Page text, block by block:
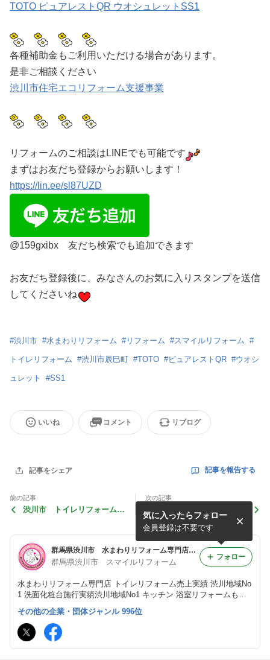
TOTO ピュアレストQR ウオシュレットSS1
各種補助金もご利用いただける場合があります。
是非ご相談ください
渋川市住宅エコリフォーム支援事業
リフォームのご相談はLINEでも可能です
まずはお友だち登録からお願いします！
https://lin.ee/sl87UZD
@159gxibx 友だち検索でも追加できます
お友だち登録後に、みなさんのお気に入りスタンプを送信
してくださいね
#渋川市 #水まわりリフォーム #リフォーム #スマイルリフォーム #
トイレリフォーム #渋川市辰巳町 #TOTO #ピュアレストQR #ウオシ
ュレット #SS1
いいね コメント リブログ
記事をシェア 記事を報告する
前の記事
渋川市 トイレリフォーム
次の記事
渋川市 キッチン 水栓交
換 水まわりリフォーム
群馬県渋川市 水まわりリフォーム専門店 スマイルリフォーム
群馬県渋川市 スマイルリフォーム
水まわりリフォーム専門店 トイレリフォーム売上実績 渋川地域No
1 洗面化粧台施行実績渋川地域No1 キッチン 浴室リフォームもお
任せください 水まわりリフォームのスマイルリフォーム
気に入ったらフォロー
会員登録は不要です
フォロー
その他の企業・団体ジャンル 996位